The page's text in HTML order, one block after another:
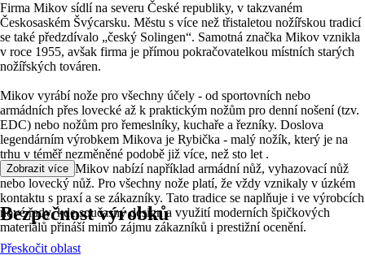
Firma Mikov sídlí na severu České republiky, v takzvaném
Českosaském Švýcarsku. Městu s více než třistaletou nožířskou tradicí
se také předzdívalo „český Solingen“. Samotná značka Mikov vznikla
v roce 1955, avšak firma je přímou pokračovatelkou místních starých
nožířských továren.
Mikov vyrábí nože pro všechny účely - od sportovních nebo
armádních přes lovecké až k praktickým nožům pro denní nošení (tzv.
EDC) nebo nožům pro řemeslníky, kuchaře a řezníky. Doslova
legendárním výrobkem Mikova je Rybička - malý nožík, který je na
trhu v téměř nezměněné podobě již více, než sto let .
Vedle rybičky Mikov nabízí například armádní nůž, vyhazovací nůž
nebo lovecký nůž. Pro všechny nože platí, že vždy vznikaly v úzkém
kontaktu s praxí a se zákazníky. Tato tradice se naplňuje i ve výrobcích
nové řady, kde současný design a využití moderních špičkových
materiálů přináší mimo zájmu zákazníků i prestižní ocenění.
Zobrazit více
Bezpečnost výrobků
Přeskočit oblast